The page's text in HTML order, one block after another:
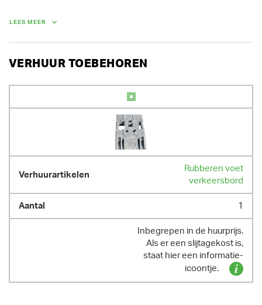
13.00 kg
LEES MEER
VERHUUR TOEBEHOREN
Rubberen voet
verkeersbord
1
Inbegrepen in de huurprijs.
Als er een slijtagekost is,
staat hier een informatie-
icoontje.